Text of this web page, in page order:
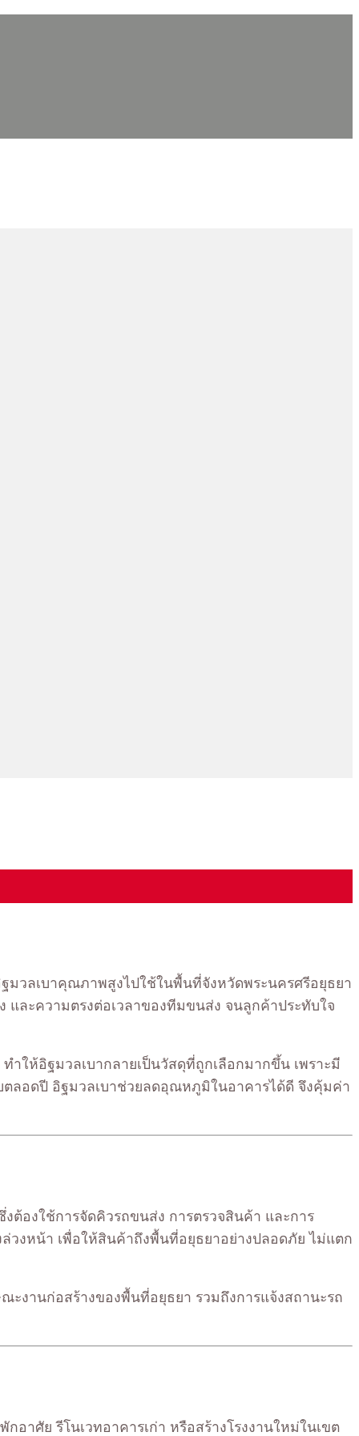
มวลเบาคุณภาพสูงไปใช้ในพื้นที่จังหวัดพระนครศรีอยุธยา
ละความตรงต่อเวลาของทีมขนส่ง จนลูกค้าประทับใจ
ให้อิฐมวลเบากลายเป็นวัสดุที่ถูกเลือกมากขึ้น เพราะมี
ตลอดปี อิฐมวลเบาช่วยลดอุณหภูมิในอาคารได้ดี จึงคุ้มค่า
ต้องใช้การจัดคิวรถขนส่ง การตรวจสินค้า และการ
วงหน้า เพื่อให้สินค้าถึงพื้นที่อยุธยาอย่างปลอดภัย ไม่แตก
งานก่อสร้างของพื้นที่อยุธยา รวมถึงการแจ้งสถานะรถ
าศัย รีโนเวทอาคารเก่า หรือสร้างโรงงานใหม่ในเขต